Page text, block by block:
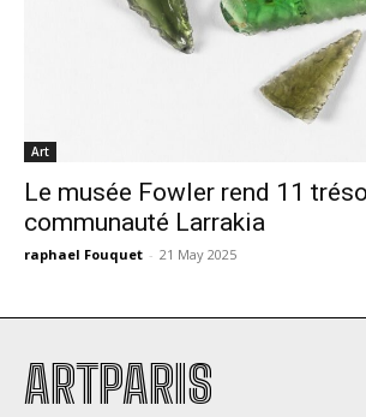
Art
Le musée Fowler rend 11
communauté Larrakia
raphael Fouquet - 21 May 2025
ARTPARIS